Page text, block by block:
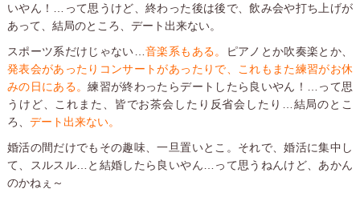
いやん！…って思うけど、終わった後は後で、飲み会や打ち上げが
あって、結局のところ、デート出来ない。
スポーツ系だけじゃない… 音楽系もある。
ピアノとか吹奏楽とか、
発表会があったりコンサートがあったりで、これもまた練習がお休
みの日にある。練習が終わったらデートしたら良いやん！…って思
うけど、これまた、皆でお茶会したり反省会したり…結局のとこ
ろ、 デート出来ない。
婚活の間だけでもその趣味、一旦置いとこ。それで、婚活に集中し
て、スルスル…と結婚したら良いやん…って思うねんけど、あかん
のかねぇ～